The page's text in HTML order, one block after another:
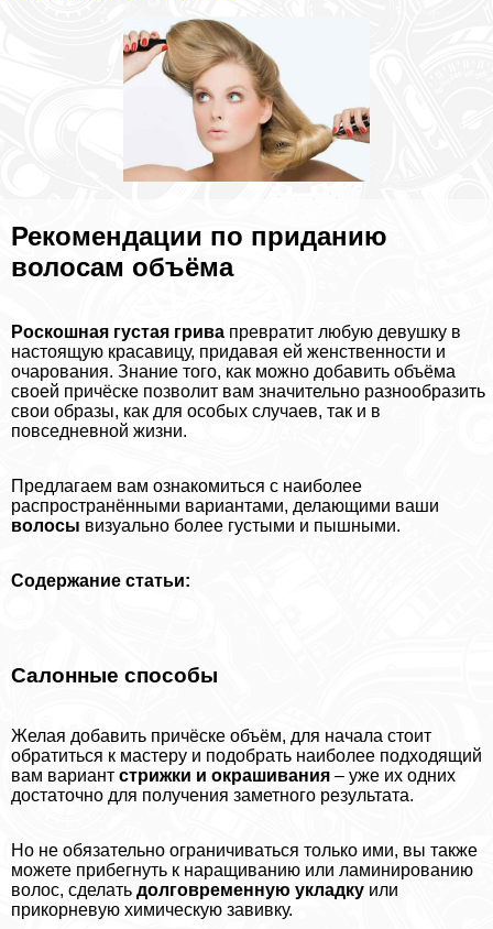
Рекомендации по приданию
волосам объёма
Роскошная густая грива превратит любую дeвyшку в
настоящую красавицу, придавая ей женственности и
очарования. Знание того, как можно добавить объёма
своей причёске позволит вам значительно разнообразить
свои образы, как для особых случаев, так и в
повседневной жизни.
Предлагаем вам ознакомиться с наиболее
распространёнными вариантами, делающими ваши
волосы визуально более густыми и пышными.
Содержание статьи:
Салонные способы
Желая добавить причёске объём, для начала стоит
обратиться к мастеру и подобрать наиболее подходящий
вам вариант стрижки и окрашивания – уже их одних
достаточно для получения заметного результата.
Но не обязательно ограничиваться только ими, вы также
можете прибегнуть к наращиванию или ламинированию
волос, сделать долговременную укладку или
прикорневую химическую завивку.